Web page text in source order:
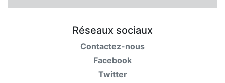
Réseaux sociaux
Contactez-nous
Facebook
Twitter